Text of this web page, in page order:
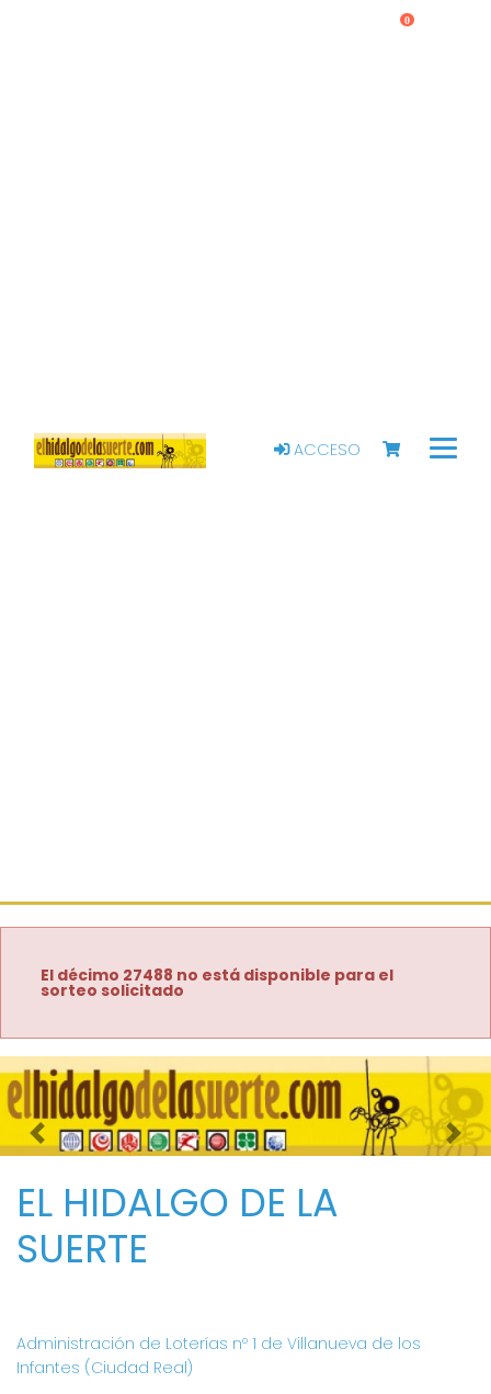
ACCESO
0
El décimo 27488 no está disponible para el
sorteo solicitado
Imagen anterior
EL HIDALGO DE LA
SUERTE
Administración de Loterías nº 1 de Villanueva de los
Infantes (Ciudad Real)